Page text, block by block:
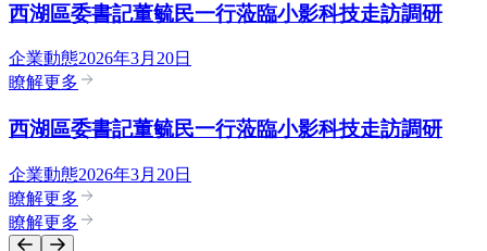
西湖區委書記董毓民一行蒞臨小影科技走訪調研
企業動態2026年3月20日
瞭解更多
西湖區委書記董毓民一行蒞臨小影科技走訪調研
企業動態2026年3月20日
瞭解更多
瞭解更多